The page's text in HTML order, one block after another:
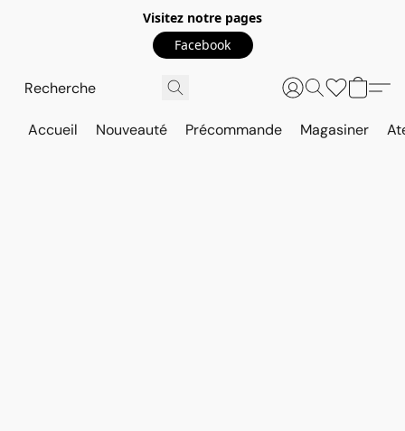
Visitez notre pages
Facebook
Accueil Nouveauté Précommande Magasiner